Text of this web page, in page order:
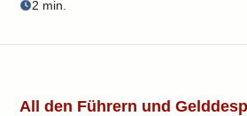
2 min.
All den Führern und